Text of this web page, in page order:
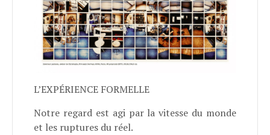
L’EXPÉRIENCE FORMELLE
Notre regard est agi par la vitesse du monde
et les ruptures du réel.